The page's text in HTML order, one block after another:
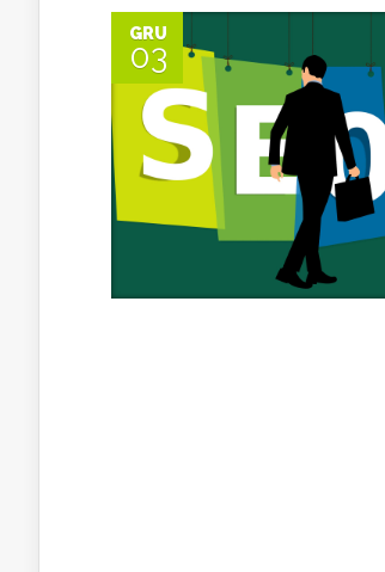
GRU
03